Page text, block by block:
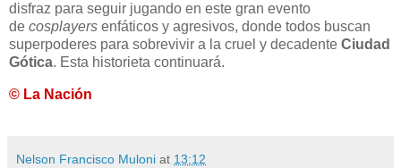
disfraz para seguir jugando en este gran evento
de cosplayers enfáticos y agresivos, donde todos buscan
superpoderes para sobrevivir a la cruel y decadente Ciudad
Gótica. Esta historieta continuará.
© La Nación
Nelson Francisco Muloni at 13:12